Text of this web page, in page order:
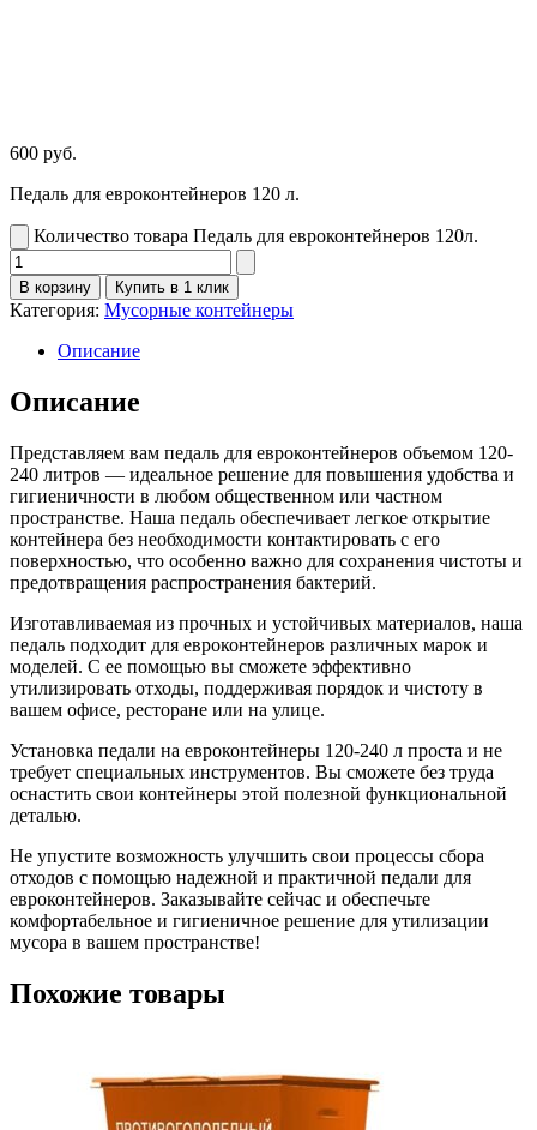
600 руб.
Педаль для евроконтейнеров 120 л.
Количество товара Педаль для евроконтейнеров 120л.
В корзину Купить в 1 клик
Категория: Мусорные контейнеры
Описание
Описание
Представляем вам педаль для евроконтейнеров объемом 120-
240 литров — идеальное решение для повышения удобства и
гигиеничности в любом общественном или частном
пространстве. Наша педаль обеспечивает легкое открытие
контейнера без необходимости контактировать с его
поверхностью, что особенно важно для сохранения чистоты и
предотвращения распространения бактерий.
Изготавливаемая из прочных и устойчивых материалов, наша
педаль подходит для евроконтейнеров различных марок и
моделей. С ее помощью вы сможете эффективно
утилизировать отходы, поддерживая порядок и чистоту в
вашем офисе, ресторане или на улице.
Установка педали на евроконтейнеры 120-240 л проста и не
требует специальных инструментов. Вы сможете без труда
оснастить свои контейнеры этой полезной функциональной
деталью.
Не упустите возможность улучшить свои процессы сбора
отходов с помощью надежной и практичной педали для
евроконтейнеров. Заказывайте сейчас и обеспечьте
комфортабельное и гигиеничное решение для утилизации
мусора в вашем пространстве!
Похожие товары